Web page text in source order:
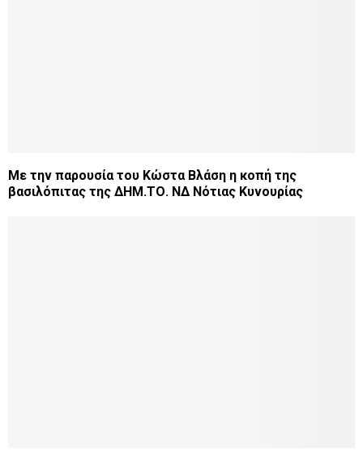
Με την παρουσία του Κώστα Βλάση η κοπή της
βασιλόπιτας της ΔΗΜ.ΤΟ. ΝΔ Νότιας Κυνουρίας